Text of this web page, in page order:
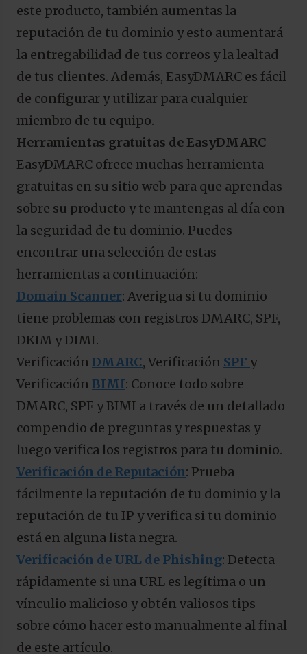
este producto, también aumentas la
reputación de tu dominio y esto aumentará
la entregabilidad de tus correos y la lealtad
de tus clientes. Además, EasyDMARC es fácil
de configurar y utilizar para cualquier
miembro de tu equipo.
Herramientas gratuitas de EasyDMARC
EasyDMARC ofrece muchas herramienta
gratuitas en su sitio web para que aprendas
sobre su producto y te mantengas al día con
la seguridad de tu dominio. Puedes
encontrar una selección de estas
herramientas a continuación:
Domain Scanner: Averigua si tu dominio
tiene problemas con registros DMARC, SPF,
DKIM y DIMI.
Verificación DMARC, Verificación SPF y
Verificación BIMI: Conoce todo sobre
DMARC, SPF y BIMI a través de un detallado
compendio de preguntas y respuestas y
luego verifica los registros para tu dominio.
Verificación de Reputación: Prueba
fácilmente la reputación de tu dominio y la
reputación de tu IP y verifica si tu dominio
está en alguna lista negra.
Verificación de URL de Phishing: Detecta
rápidamente si una URL es legítima o un
vínculio malicioso y obtén valiosos tips
sobre cómo hacer esto manualmente al final
de este artículo.